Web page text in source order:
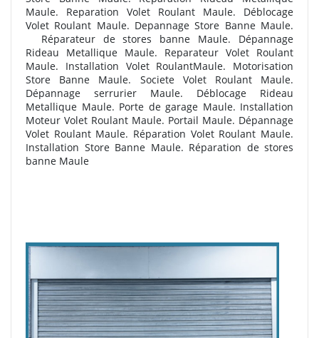
Maule. Reparation Volet Roulant Maule. Déblocage
Volet Roulant Maule. Depannage Store Banne Maule.
Réparateur de stores banne Maule. Dépannage
Rideau Metallique Maule. Reparateur Volet Roulant
Maule. Installation Volet RoulantMaule. Motorisation
Store Banne Maule. Societe Volet Roulant Maule.
Dépannage serrurier Maule. Déblocage Rideau
Metallique Maule. Porte de garage Maule. Installation
Moteur Volet Roulant Maule. Portail Maule. Dépannage
Volet Roulant Maule. Réparation Volet Roulant Maule.
Installation Store Banne Maule. Réparation de stores
banne Maule